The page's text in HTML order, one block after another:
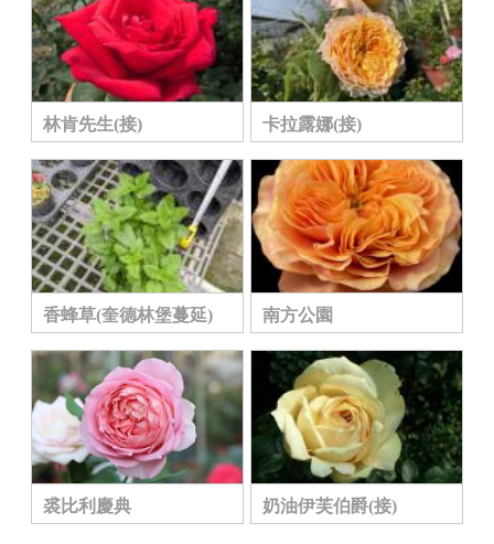
林肯先生(接) 卡拉露娜(接)
香蜂草(奎德林堡蔓延) 南方公園
裘比利慶典 奶油伊芙伯爵(接)